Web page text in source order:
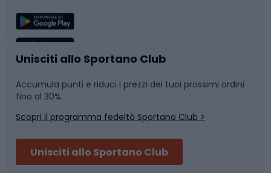
Sport di squadra
Caschi da ciclismo
Skitouring
Camminata nordica
Nuoto
Pattinaggio
Unisciti allo Sportano Club
Accumula punti e riduci i prezzi dei tuoi prossimi ordini
fino al 30%
Scopri il programma fedeltà Sportano Club >
Unisciti allo Sportano Club